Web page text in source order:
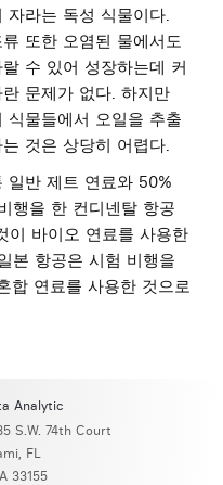
자라는 독성 식물이다.
류 또한 오염된 물에서도
랄 수 있어 성장하는데 커
란 문제가 없다. 하지만
식물들에서 오일을 추출
것은 상당히 어렵다.
일반 제트 연료와 50%
행을 한 컨디넨탈 항공
이 바이오 연료를 사용한
본 항공은 시험 비행을
합 연료를 사용한 것으로